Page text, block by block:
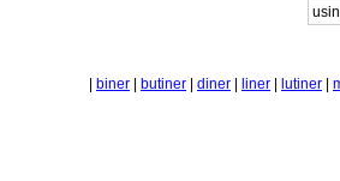
biner butiner diner liner lutiner